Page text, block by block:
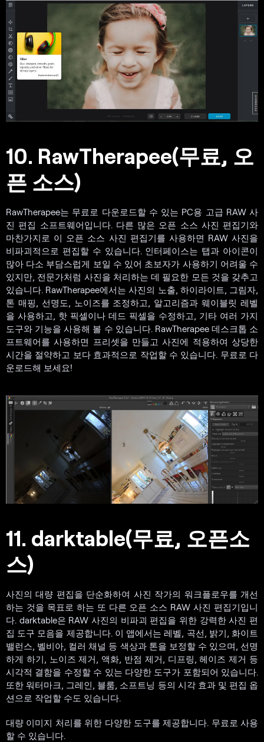
10. RawTherapee(무료, 오
픈 소스)
RawTherapee는 무료로 다운로드할 수 있는 PC용 고급 RAW 사
진 편집 소프트웨어입니다. 다른 많은 오픈 소스 사진 편집기와
마찬가지로 이 오픈 소스 사진 편집기를 사용하면 RAW 사진을
비파괴적으로 편집할 수 있습니다. 인터페이스는 탭과 아이콘이
많아 다소 부담스럽게 보일 수 있어 초보자가 사용하기 어려울 수
있지만, 전문가처럼 사진을 처리하는 데 필요한 모든 것을 갖추고
있습니다. RawTherapee에서는 사진의 노출, 하이라이트, 그림자,
톤 매핑, 선명도, 노이즈를 조정하고, 알고리즘과 웨이블릿 레벨
을 사용하고, 핫 픽셀이나 데드 픽셀을 수정하고, 기타 여러 가지
도구와 기능을 사용해 볼 수 있습니다. RawTherapee 데스크톱 소
프트웨어를 사용하면 프리셋을 만들고 사진에 적용하여 상당한
시간을 절약하고 보다 효과적으로 작업할 수 있습니다. 무료로 다
운로드해 보세요!
11. darktable(무료, 오픈소
스)
사진의 대량 편집을 단순화하여 사진 작가의 워크플로우를 개선
하는 것을 목표로 하는 또 다른 오픈 소스 RAW 사진 편집기입니
다. darktable은 RAW 사진의 비파괴 편집을 위한 강력한 사진 편
집 도구 모음을 제공합니다. 이 앱에서는 레벨, 곡선, 밝기, 화이트
밸런스, 벨비아, 컬러 채널 등 색상과 톤을 보정할 수 있으며, 선명
하게 하기, 노이즈 제거, 액화, 반점 제거, 디프링, 헤이즈 제거 등
시각적 결함을 수정할 수 있는 다양한 도구가 포함되어 있습니다.
또한 워터마크, 그레인, 블룸, 소프트닝 등의 시각 효과 및 편집 옵
션으로 작업할 수도 있습니다.
대량 이미지 처리를 위한 다양한 도구를 제공합니다. 무료로 사용
할 수 있습니다.